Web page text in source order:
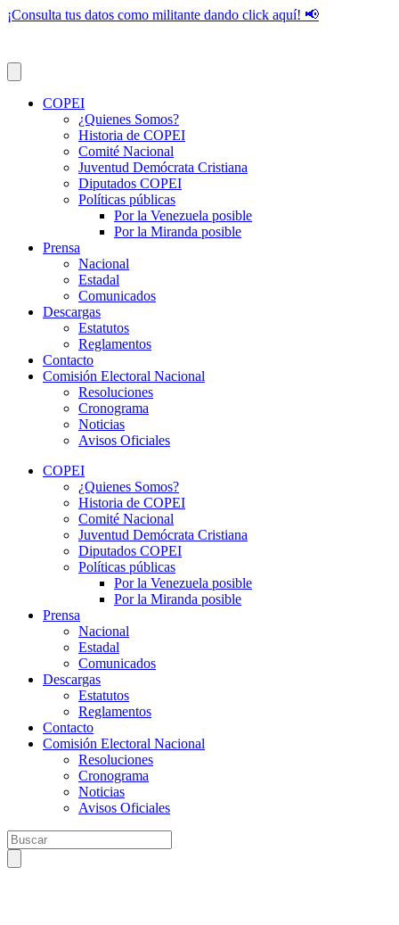
¡Consulta tus datos como militante dando click aquí! 📢
COPEI
¿Quienes Somos?
Historia de COPEI
Comité Nacional
Juventud Demócrata Cristiana
Diputados COPEI
Políticas públicas
Por la Venezuela posible
Por la Miranda posible
Prensa
Nacional
Estadal
Comunicados
Descargas
Estatutos
Reglamentos
Contacto
Comisión Electoral Nacional
Resoluciones
Cronograma
Noticias
Avisos Oficiales
COPEI
¿Quienes Somos?
Historia de COPEI
Comité Nacional
Juventud Demócrata Cristiana
Diputados COPEI
Políticas públicas
Por la Venezuela posible
Por la Miranda posible
Prensa
Nacional
Estadal
Comunicados
Descargas
Estatutos
Reglamentos
Contacto
Comisión Electoral Nacional
Resoluciones
Cronograma
Noticias
Avisos Oficiales